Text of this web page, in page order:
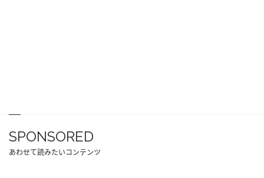
SPONSORED
あわせて読みたいコンテンツ